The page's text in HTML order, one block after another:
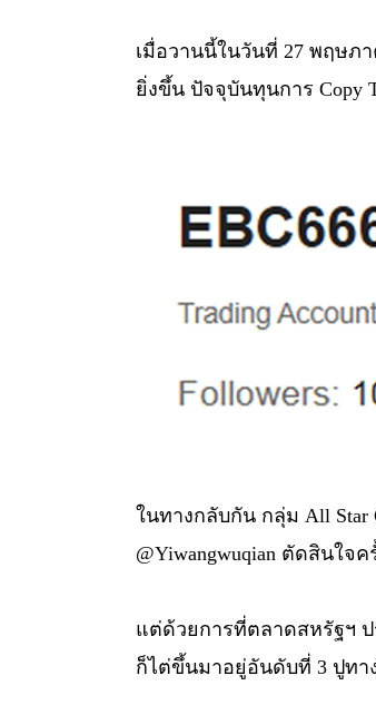
เมื่อวานนี้ในวันที่ 27 พฤษภ
ยิ่งขึ้น ปัจจุบันทุนการ Copy
ในทางกลับกัน กลุ่ม All Star
@Yiwangwuqian ตัดสินใ
แต่ด้วยการที่ตลาดสหรัฐฯ ป
ก็ไต่ขึ้นมาอยู่อันดับที่ 3 ปูทา